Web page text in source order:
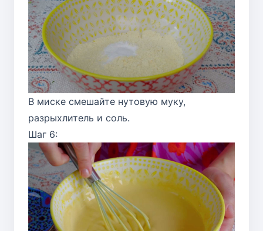
В миске смешайте нутовую муку,
разрыхлитель и соль.
Шаг 6: